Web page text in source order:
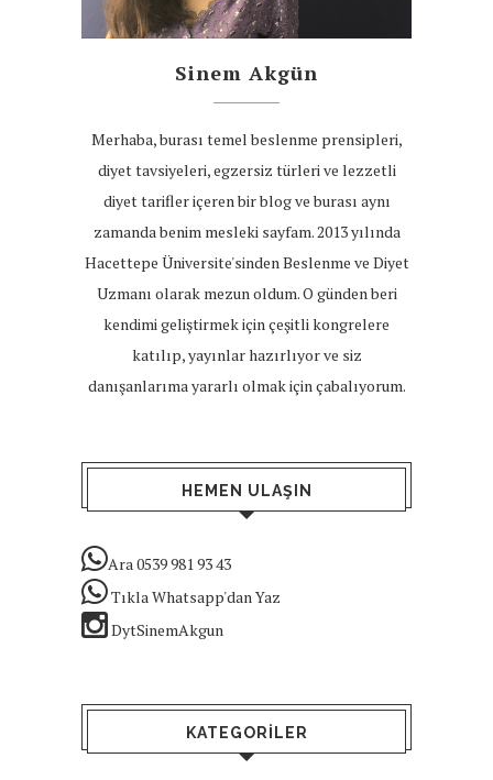
Sinem Akgün
Merhaba, burası temel beslenme prensipleri,
diyet tavsiyeleri, egzersiz türleri ve lezzetli
diyet tarifler içeren bir blog ve burası aynı
zamanda benim mesleki sayfam. 2013 yılında
Hacettepe Üniversite'sinden Beslenme ve Diyet
Uzmanı olarak mezun oldum. O günden beri
kendimi geliştirmek için çeşitli kongrelere
katılıp, yayınlar hazırlıyor ve siz
danışanlarıma yararlı olmak için çabalıyorum.
HEMEN ULAŞIN
Ara 0539 981 93 43
Tıkla Whatsapp'dan Yaz
DytSinemAkgun
KATEGORILER